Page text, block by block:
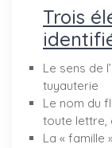
Trois
Le sens de
tuyauterie
Le nom du
toute lettre,
La « famille